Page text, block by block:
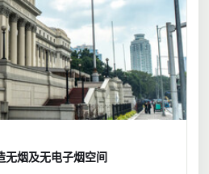
无烟及无电子烟空间